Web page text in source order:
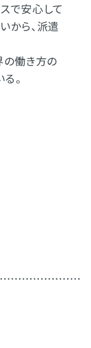
で安心して
から、派遣
の働き方の
。